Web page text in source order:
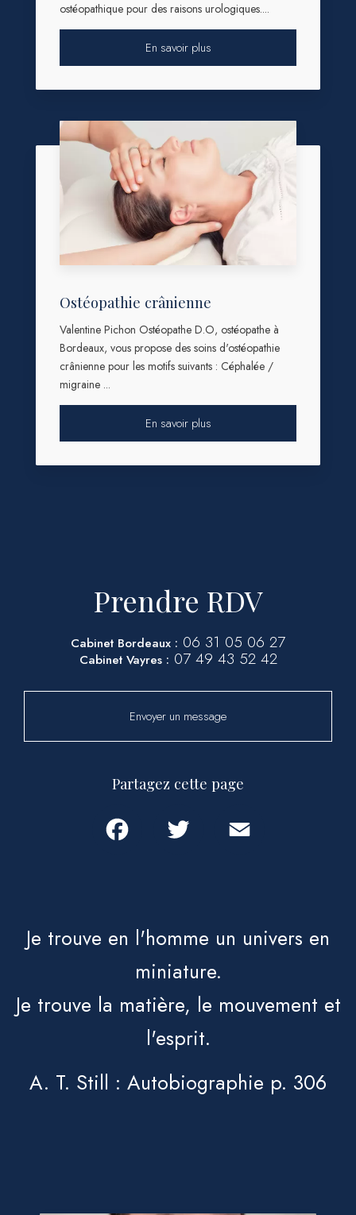
ostéopathique pour des raisons urologiques....
En savoir plus
Ostéopathie crânienne
Valentine Pichon Ostéopathe D.O, ostéopathe à
Bordeaux, vous propose des soins d'ostéopathie
crânienne pour les motifs suivants : Céphalée /
migraine ...
En savoir plus
Prendre RDV
Cabinet Bordeaux : 06 31 05 06 27
Cabinet Vayres : 07 49 43 52 42
Envoyer un message
Partagez cette page
Je trouve en l'homme un univers en
miniature.
Je trouve la matière, le mouvement et
l'esprit.
A. T. Still : Autobiographie p. 306